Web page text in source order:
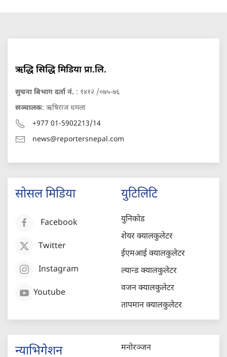
ऋद्धि सिद्धि मिडिया प्रा.लि.
सुचना बिभाग दर्ता नं. : १४१२ /०७५-७६
सञ्चालक: ऋषिराज धमला
+977 01-5902213/14
news@reportersnepal.com
सोसल मिडिया
Facebook
Twitter
Instagram
Youtube
युटिलिटि
युनिकोड
शेयर क्यालकुलेटर
ईएमआई क्यालकुलेटर
ल्यान्ड क्यालकुलेटर
वजन क्यालकुलेटर
तापमान क्यालकुलेटर
न्याभिगेशन मनोरञ्जन